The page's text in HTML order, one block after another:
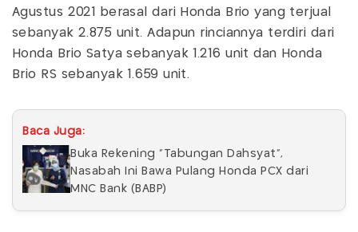
Agustus 2021 berasal dari Honda Brio yang terjual
sebanyak 2.875 unit. Adapun rinciannya terdiri dari
Honda Brio Satya sebanyak 1.216 unit dan Honda
Brio RS sebanyak 1.659 unit.
Baca Juga:
Buka Rekening "Tabungan Dahsyat",
Nasabah Ini Bawa Pulang Honda PCX dari
MNC Bank (BABP)